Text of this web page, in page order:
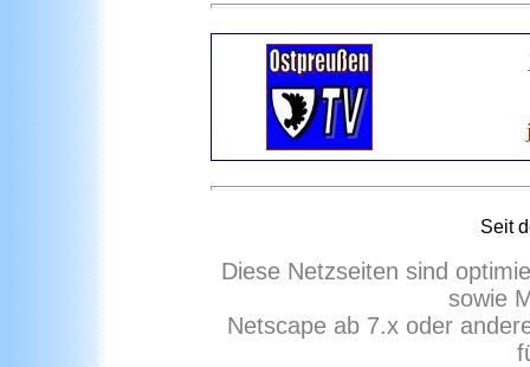
Seit
Diese Netzseiten sind
sowie
Netscape ab 7.x oder